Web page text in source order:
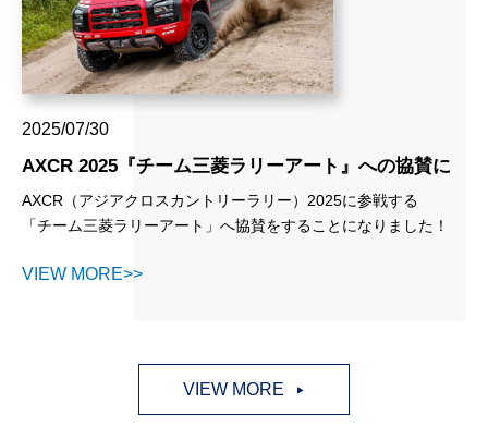
2025/07/30
AXCR 2025『チーム三菱ラリーアート』への協賛に
ついて
AXCR（アジアクロスカントリーラリー）2025に参戦する
「チーム三菱ラリーアート」へ協賛をすることになりました！
AXCRは、アジア最大級のクロスカントリーラリーとして知ら
困難な挑戦に立ち向かうチーム三菱ラリーアートの姿勢に共感
VIEW MORE>>
VIEW MORE